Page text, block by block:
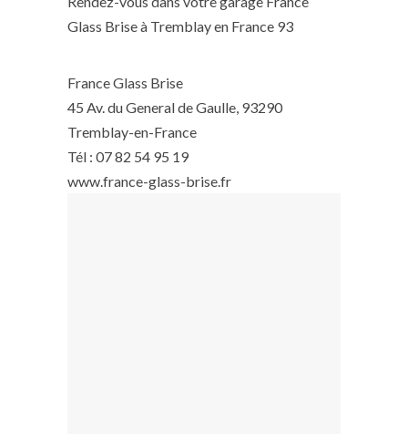
Glass Brise à Tremblay en France 93
France Glass Brise
45 Av. du General de Gaulle, 93290
Tremblay-en-France
Tél : 07 82 54 95 19
www.france-glass-brise.fr